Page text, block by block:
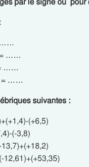
……
……
……
= ……
suivantes :
(+6,5)
(-3,8)
12,61)+(+53,35)